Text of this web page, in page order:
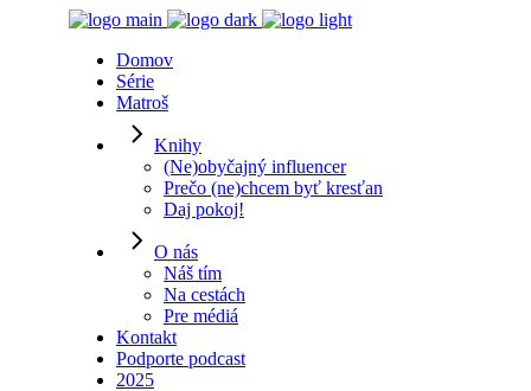
Domov
Série
Matroš
Knihy
(Ne)obyčajný influencer
Prečo (ne)chcem byť kresťan
Daj pokoj!
O nás
Náš tím
Na cestách
Pre médiá
Kontakt
Podporte podcast
2025